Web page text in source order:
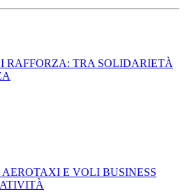
RAFFORZA: TRA SOLIDARIETÀ
E VOLI BUSINESS